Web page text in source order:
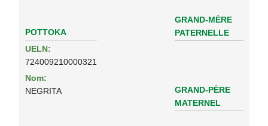
POTTOKA
UELN:
724009210000321
Nom:
NEGRITA
GRAND-MÈRE
PATERNELLE
GRAND-PÈRE
MATERNEL